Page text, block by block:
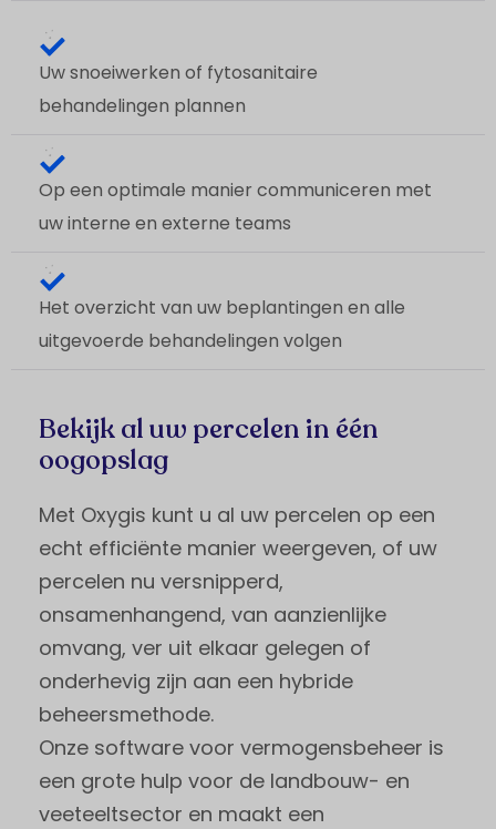
Uw snoeiwerken of fytosanitaire
behandelingen plannen
Op een optimale manier communiceren met
uw interne en externe teams
Het overzicht van uw beplantingen en alle
uitgevoerde behandelingen volgen
Bekijk al uw percelen in één
oogopslag
Met Oxygis kunt u al uw percelen op een
echt efficiënte manier weergeven, of uw
percelen nu versnipperd,
onsamenhangend, van aanzienlijke
omvang, ver uit elkaar gelegen of
onderhevig zijn aan een hybride
beheersmethode.
Onze software voor vermogensbeheer is
een grote hulp voor de landbouw- en
veeteeltsector en maakt een